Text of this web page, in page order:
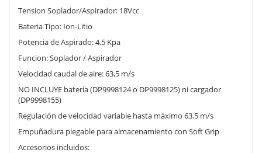
Tension Soplador/Aspirador: 18Vcc
Bateria Tipo: Ion-Litio
Potencia de Aspirado: 4,5 Kpa
Funcion: Soplador / Aspirador
Velocidad caudal de aire: 63,5 m/s
NO INCLUYE batería (DP9998124 o DP9998125) ni cargador
(DP9998155)
Regulación de velocidad variable hasta máximo 63.5 m/s
Empuñadura plegable para almacenamiento con Soft Grip
Accesorios incluidos: